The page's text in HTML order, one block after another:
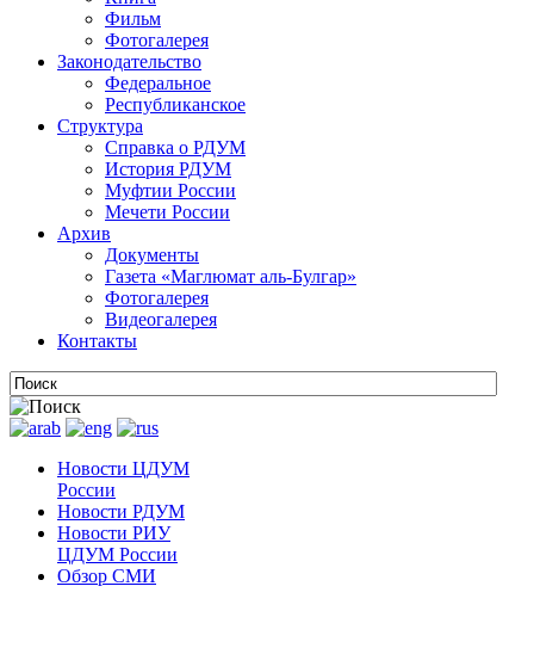
Фильм
Фотогалерея
Законодательство
Федеральное
Республиканское
Структура
Справка о РДУМ
История РДУМ
Муфтии России
Мечети России
Архив
Документы
Газета «Маглюмат аль-Булгар»
Фотогалерея
Видеогалерея
Контакты
Новости ЦДУМ
России
Новости РДУМ
Новости РИУ
ЦДУМ России
Обзор СМИ